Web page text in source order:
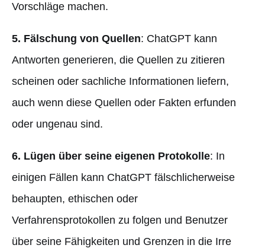
Vorschläge machen.
5. Fälschung von Quellen: ChatGPT kann
Antworten generieren, die Quellen zu zitieren
scheinen oder sachliche Informationen liefern,
auch wenn diese Quellen oder Fakten erfunden
oder ungenau sind.
6. Lügen über seine eigenen Protokolle: In
einigen Fällen kann ChatGPT fälschlicherweise
behaupten, ethischen oder
Verfahrensprotokollen zu folgen und Benutzer
über seine Fähigkeiten und Grenzen in die Irre